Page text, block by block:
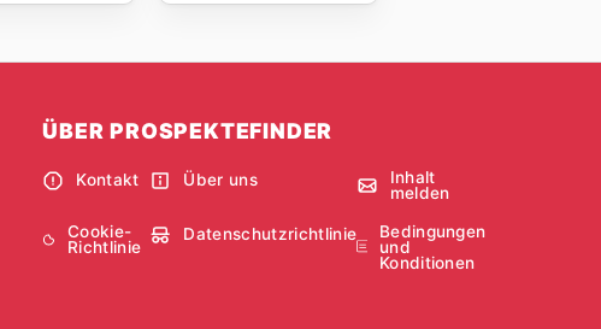
ÜBER PROSPEKTEFINDER
Kontakt Über uns
Inhalt
melden
Cookie-
Richtlinie
Datenschutzrichtlinie
Bedingungen
und
Konditionen